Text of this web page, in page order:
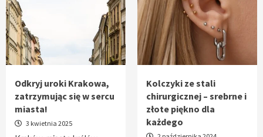
Odkryj uroki Krakowa,
zatrzymując się w sercu
miasta!
3 kwietnia 2025
Kolczyki ze stali
chirurgicznej – srebrne i
złote piękno dla
każdego